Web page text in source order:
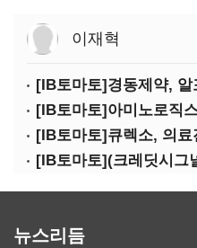
이재혁
뉴스리듬